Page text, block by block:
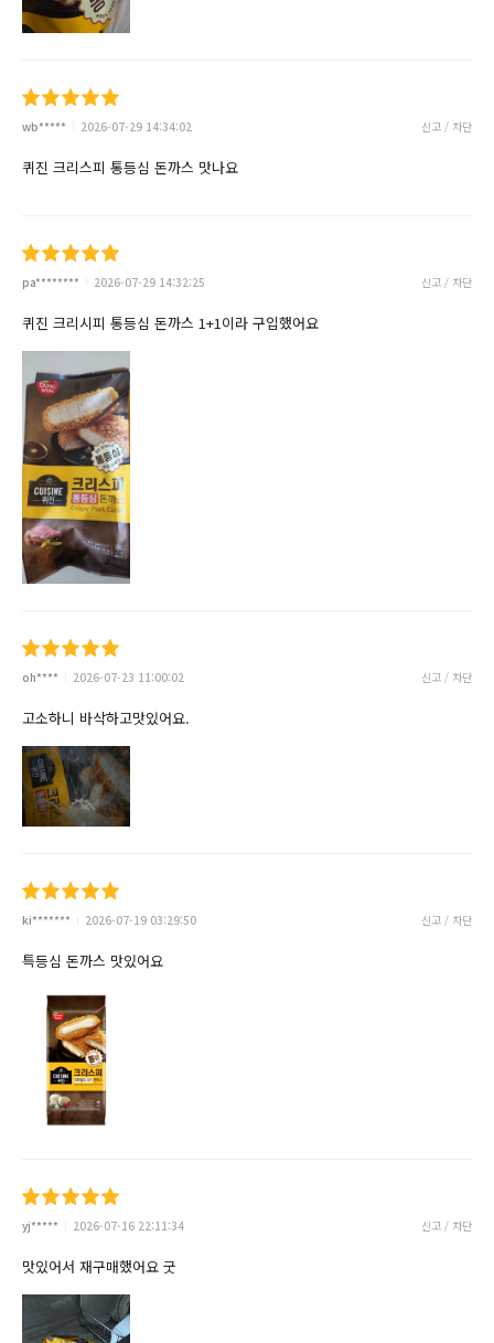
wb***** 2026-07-29 14:34:02 신고 / 차단
퀴진 크리스피 통등심 돈까스 맛나요
pa******** 2026-07-29 14:32:25 신고 / 차단
퀴진 크리시피 통등심 돈까스 1+1이라 구입했어요
oh**** 2026-07-23 11:00:02 신고 / 차단
고소하니 바삭하고맛있어요.
ki******* 2026-07-19 03:29:50 신고 / 차단
특등심 돈까스 맛있어요
yj***** 2026-07-16 22:11:34 신고 / 차단
맛있어서 재구매했어요 굿